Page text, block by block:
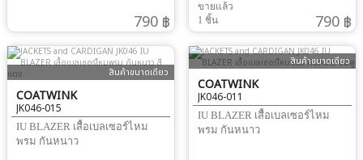
790 ฿
ขายแล้ว
1 ชิ้น
790 ฿
สินค้าขนาดเดียว
COATWINK
JK046-015
IU BLAZER เสื้อเบลเซอร์ไหม
พรม กันหนาว
สินค้าขนาดเดียว
COATWINK
JK046-011
IU BLAZER เสื้อเบลเซอร์ไหม
พรม กันหนาว